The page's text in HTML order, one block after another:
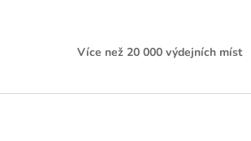
Více než 20 000 výdejních míst
Z